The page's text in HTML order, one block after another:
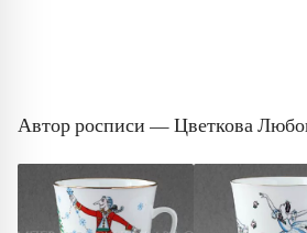
Автор росписи — Цветкова